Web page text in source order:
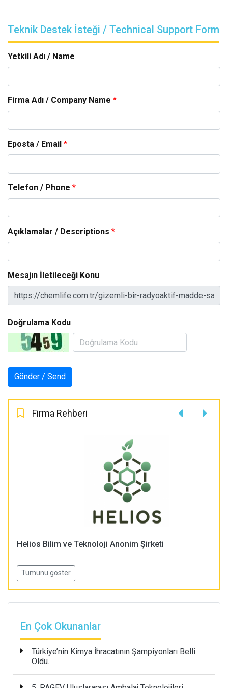
Teknik Destek İsteği / Technical Support Form
Yetkili Adı / Name
Firma Adı / Company Name *
Eposta / Email *
Telefon / Phone *
Açıklamalar / Descriptions *
Mesajın İletileceği Konu
Doğrulama Kodu
Firma Rehberi
Helios Bilim ve Teknoloji Anonim Şirketi
Tumunu goster
En Çok Okunanlar
Türkiye’nin Kimya İhracatının Şampiyonları Belli
Oldu.